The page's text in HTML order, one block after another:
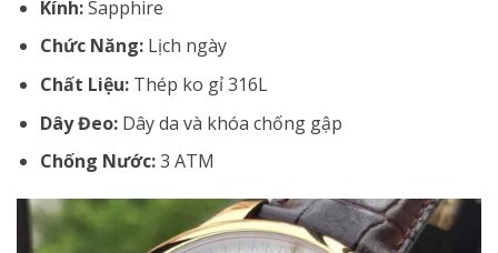
Kính:Sapphire
Chức Năng:Lịch ngày
Chất Liệu: Thép ko gỉ 316L
Dây Đeo:Dây da và khóa chống gập
Chống Nước:3 ATM